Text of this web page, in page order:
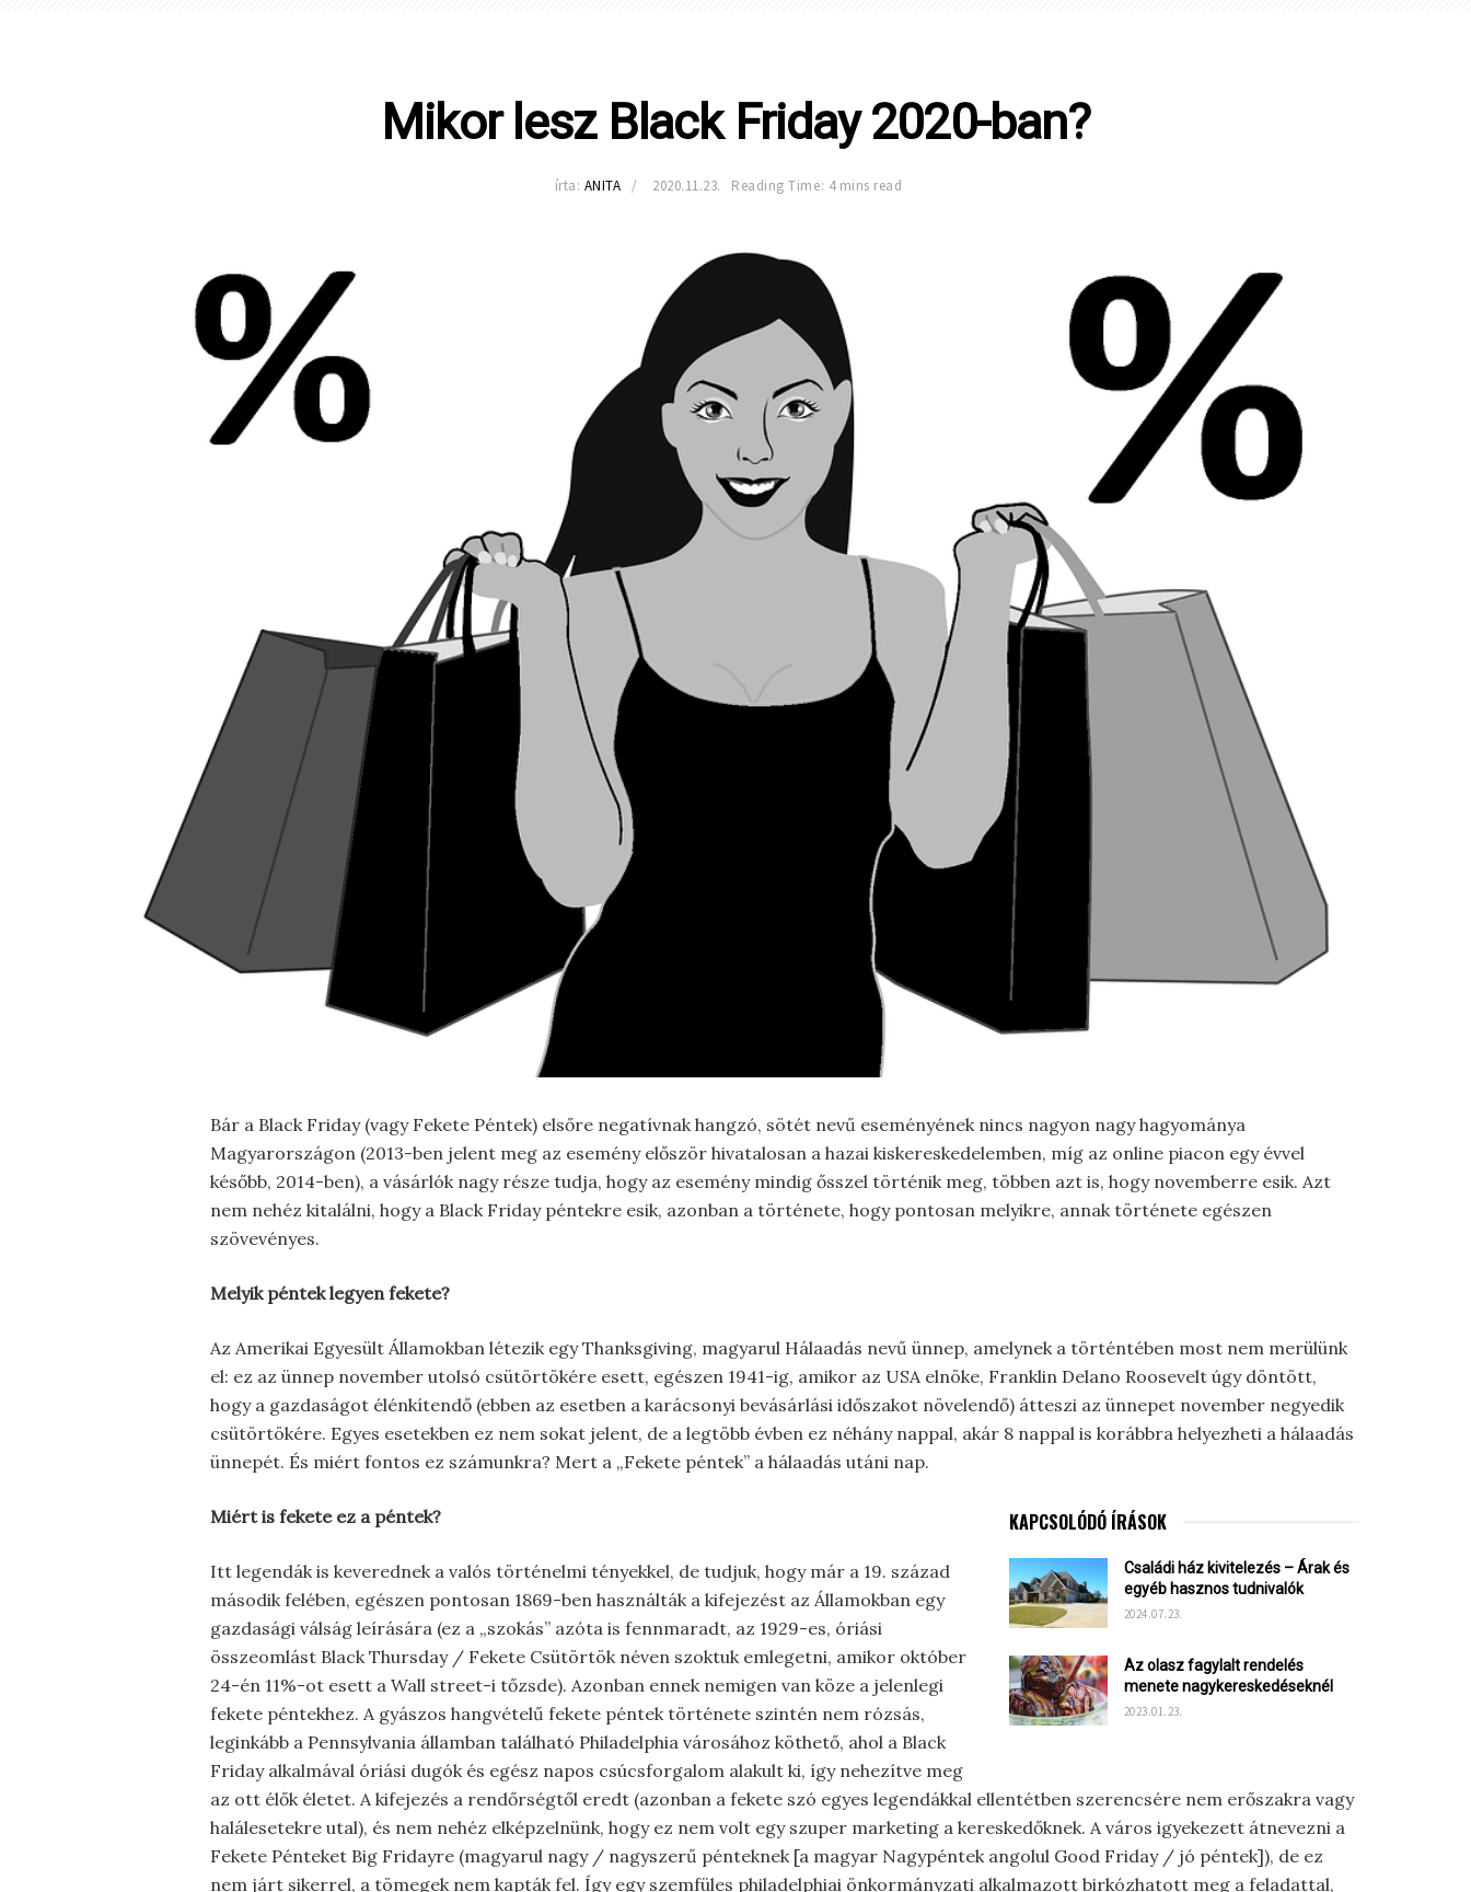
Mikor lesz Black Friday 2020-ban?
írta: ANITA 2020.11.23. Reading Time: 4 mins read
Bár a Black Friday (vagy Fekete Péntek) elsőre negatívnak hangzó, sötét nevű eseményének nincs nagyon nagy hagyománya
Magyarországon (2013-ben jelent meg az esemény először hivatalosan a hazai kiskereskedelemben, míg az online piacon egy évvel
később, 2014-ben), a vásárlók nagy része tudja, hogy az esemény mindig ősszel történik meg, többen azt is, hogy novemberre esik. Azt
nem nehéz kitalálni, hogy a Black Friday péntekre esik, azonban a története, hogy pontosan melyikre, annak története egészen
szövevényes.
Melyik péntek legyen fekete?
Az Amerikai Egyesült Államokban létezik egy Thanksgiving, magyarul Hálaadás nevű ünnep, amelynek a történtében most nem merülünk
el: ez az ünnep november utolsó csütörtökére esett, egészen 1941-ig, amikor az USA elnöke, Franklin Delano Roosevelt úgy döntött,
hogy a gazdaságot élénkítendő (ebben az esetben a karácsonyi bevásárlási időszakot növelendő) átteszi az ünnepet november negyedik
csütörtökére. Egyes esetekben ez nem sokat jelent, de a legtöbb évben ez néhány nappal, akár 8 nappal is korábbra helyezheti a hálaadás
ünnepét. És miért fontos ez számunkra? Mert a „Fekete péntek” a hálaadás utáni nap.
KAPCSOLÓDÓ ÍRÁSOK
Családi ház kivitelezés – Árak és
egyéb hasznos tudnivalók
2024.07.23.
Az olasz fagylalt rendelés
menete nagykereskedéseknél
2023.01.23.
Miért is fekete ez a péntek?
Itt legendák is keverednek a valós történelmi tényekkel, de tudjuk, hogy már a 19. század
második felében, egészen pontosan 1869-ben használták a kifejezést az Államokban egy
gazdasági válság leírására (ez a „szokás” azóta is fennmaradt, az 1929-es, óriási
összeomlást Black Thursday / Fekete Csütörtök néven szoktuk emlegetni, amikor október
24-én 11%-ot esett a Wall street-i tőzsde). Azonban ennek nemigen van köze a jelenlegi
fekete péntekhez. A gyászos hangvételű fekete péntek története szintén nem rózsás,
leginkább a Pennsylvania államban található Philadelphia városához köthető, ahol a Black
Friday alkalmával óriási dugók és egész napos csúcsforgalom alakult ki, így nehezítve meg
az ott élők életet. A kifejezés a rendőrségtől eredt (azonban a fekete szó egyes legendákkal ellentétben szerencsére nem erőszakra vagy
halálesetekre utal), és nem nehéz elképzelnünk, hogy ez nem volt egy szuper marketing a kereskedőknek. A város igyekezett átnevezni a
Fekete Pénteket Big Fridayre (magyarul nagy / nagyszerű pénteknek [a magyar Nagypéntek angolul Good Friday / jó péntek]), de ez
nem járt sikerrel, a tömegek nem kapták fel. Így egy szemfüles philadelphiai önkormányzati alkalmazott birkózhatott meg a feladattal,